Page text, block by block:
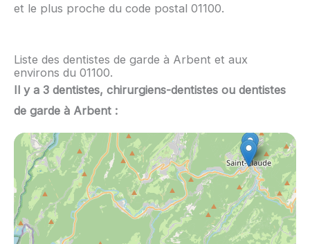
et le plus proche du code postal 01100.
Liste des dentistes de garde à Arbent et aux
environs du 01100.
Il y a 3 dentistes, chirurgiens-dentistes ou dentistes
de garde à Arbent :